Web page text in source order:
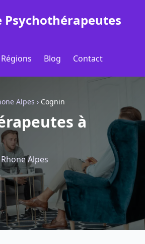
Régions Blog Contact
Alpes › Cognin
à
Alpes